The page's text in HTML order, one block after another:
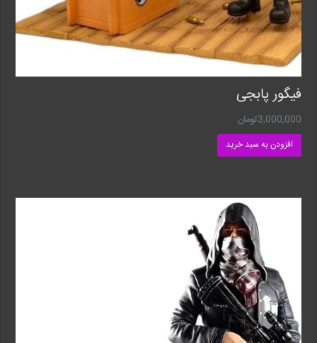
فیگور ‌پابجی
3,000,000تومان
افزودن به سبد خرید